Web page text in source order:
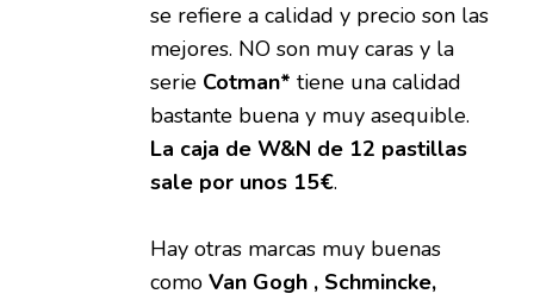
se refiere a calidad y precio son las
mejores. NO son muy caras y la
serie Cotman* tiene una calidad
bastante buena y muy asequible.
La caja de W&N de 12 pastillas
sale por unos 15€.
Hay otras marcas muy buenas
como Van Gogh , Schmincke,